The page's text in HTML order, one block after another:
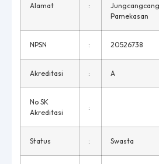
Alamat :
Pamekasan
NPSN : 20526738
Akreditasi : A
No SK
Akreditasi
:
Status : Swasta